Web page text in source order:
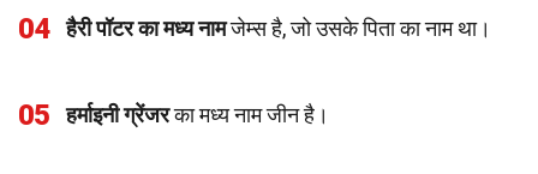
04 हैरी पॉटर का मध्य नामजेम्स है, जो उसके पिता का नाम था।
05 हर्माइनी ग्रेंजरका मध्य नाम जीन है।